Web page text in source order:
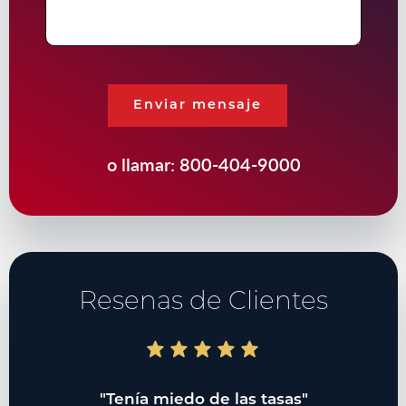
Enviar mensaje
o llamar: 800-404-9000
Resenas de Clientes
"Tenía miedo de las tasas"